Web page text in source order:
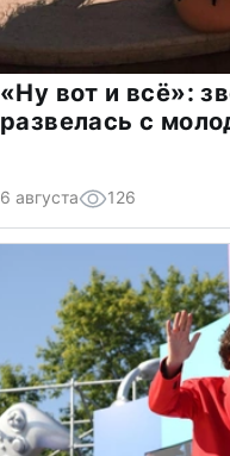
«Ну вот и всё»:
развелась с
6 августа 126